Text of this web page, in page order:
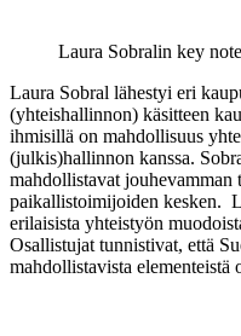
Laura Sobralin key
Laura Sobral lähestyi eri
(yhteishallinnon) käsitteen
ihmisillä on mahdollisuus
(julkis)hallinnon kanssa.
mahdollistavat
paikallistoimijoiden kesken.
erilaisista yhteistyön
Osallistujat tunnistivat, että
mahdollistavista elementeistä